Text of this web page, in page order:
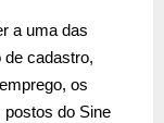
a uma das
cadastro,
os
do Sine